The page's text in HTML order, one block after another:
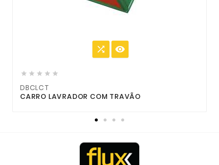
 
    
DBCLCT
CARRO LAVRADOR COM TRAVÃO